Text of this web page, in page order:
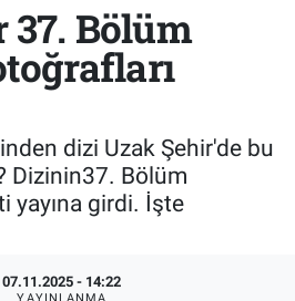
37. Bölüm
dizi Uzak Şehir'de bu
Dizinin37. Bölüm
yayına girdi. İşte
07.11.2025 - 14:22
YAYINLANMA